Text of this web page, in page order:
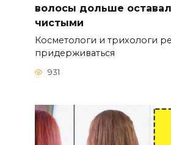
волосы дольше
чистыми
Косметологи и трихологи
придерживаться
931